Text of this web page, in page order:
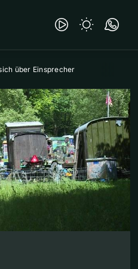
über Einsprecher